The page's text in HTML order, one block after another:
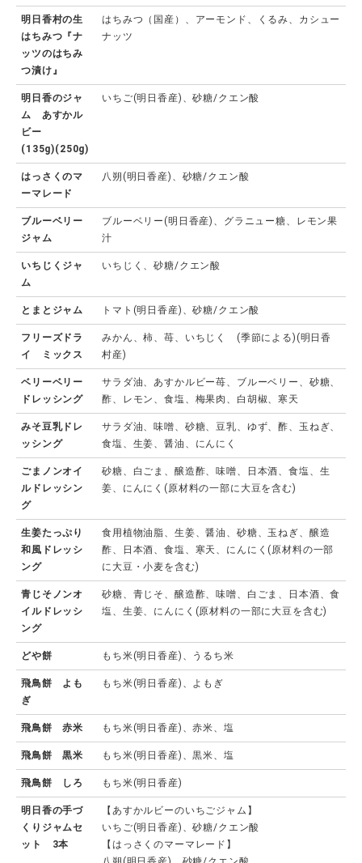
明日香村の生
はちみつ『ナ
ッツのはちみ
つ漬け』
はちみつ（国産）、アーモンド、くるみ、カシュー
ナッツ
明日香のジャ
ム あすかル
ビー
(135g)(250g)
いちご(明日香産)、砂糖/クエン酸
はっさくのマ
ーマレード
八朔(明日香産)、砂糖/クエン酸
ブルーベリー
ジャム
ブルーベリー(明日香産)、グラニュー糖、レモン果
汁
いちじくジャ
ム
いちじく、砂糖/クエン酸
とまとジャム トマト(明日香産)、砂糖/クエン酸
フリーズドラ
イ ミックス
みかん、柿、苺、いちじく (季節による)(明日香
村産)
ベリーベリー
ドレッシング
サラダ油、あすかルビー苺、ブルーベリー、砂糖、
酢、レモン、食塩、梅果肉、白胡椒、寒天
みそ豆乳ドレ
ッシング
サラダ油、味噌、砂糖、豆乳、ゆず、酢、玉ねぎ、
食塩、生姜、醤油、にんにく
ごまノンオイ
ルドレッシン
グ
砂糖、白ごま、醸造酢、味噌、日本酒、食塩、生
姜、にんにく(原材料の一部に大豆を含む)
生姜たっぷり
和風ドレッシ
ング
食用植物油脂、生姜、醤油、砂糖、玉ねぎ、醸造
酢、日本酒、食塩、寒天、にんにく(原材料の一部
に大豆・小麦を含む)
青じそノンオ
イルドレッシ
ング
砂糖、青じそ、醸造酢、味噌、白ごま、日本酒、食
塩、生姜、にんにく(原材料の一部に大豆を含む)
どや餅 もち米(明日香産)、うるち米
飛鳥餅 よも
ぎ
もち米(明日香産)、よもぎ
飛鳥餅 赤米 もち米(明日香産)、赤米、塩
飛鳥餅 黒米 もち米(明日香産)、黒米、塩
飛鳥餅 しろ もち米(明日香産)
明日香の手づ
くりジャムセ
ット 3本
【あすかルビーのいちごジャム】
いちご(明日香産)、砂糖/クエン酸
【はっさくのマーマレード】